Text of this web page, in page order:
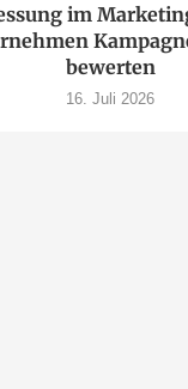
im
bewerten
16. Juli 2026